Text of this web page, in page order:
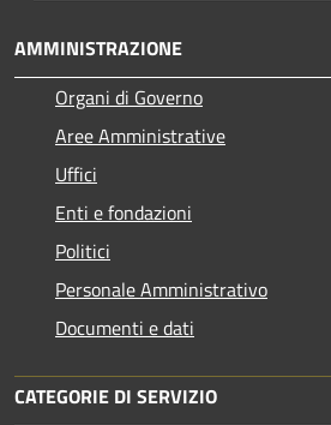
AMMINISTRAZIONE
Organi di Governo
Aree Amministrative
Uffici
Enti e fondazioni
Politici
Personale Amministrativo
Documenti e dati
CATEGORIE DI SERVIZIO